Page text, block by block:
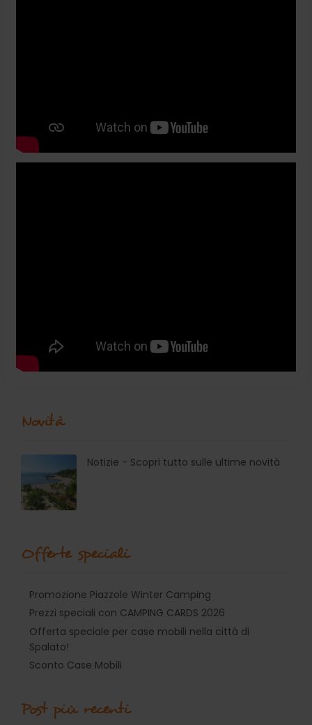
Novità
Notizie - Scopri tutto sulle ultime novità
Offerte speciali
Promozione Piazzole Winter Camping
Prezzi speciali con CAMPING CARDS 2026
Offerta speciale per case mobili nella città di
Spalato!
Sconto Case Mobili
Post più recenti